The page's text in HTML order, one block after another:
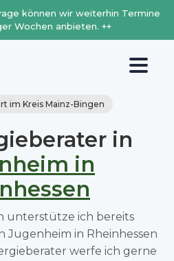
können wir weiterhin Termine
Wochen anbieten. ++
im Kreis Mainz-Bingen
in
in
unterstütze ich bereits
Jugenheim in Rheinhessen
werfe ich gerne